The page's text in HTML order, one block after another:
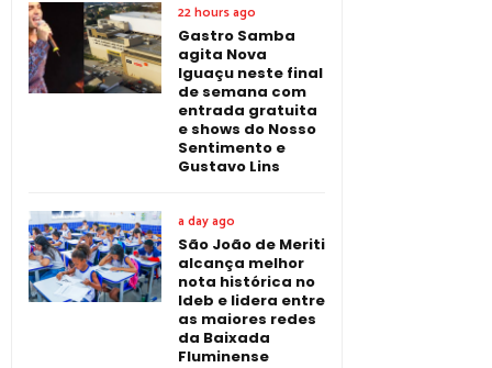
22 hours ago
Gastro Samba
agita Nova
Iguaçu neste final
de semana com
entrada gratuita
e shows do Nosso
Sentimento e
Gustavo Lins
a day ago
São João de Meriti
alcança melhor
nota histórica no
Ideb e lidera entre
as maiores redes
da Baixada
Fluminense